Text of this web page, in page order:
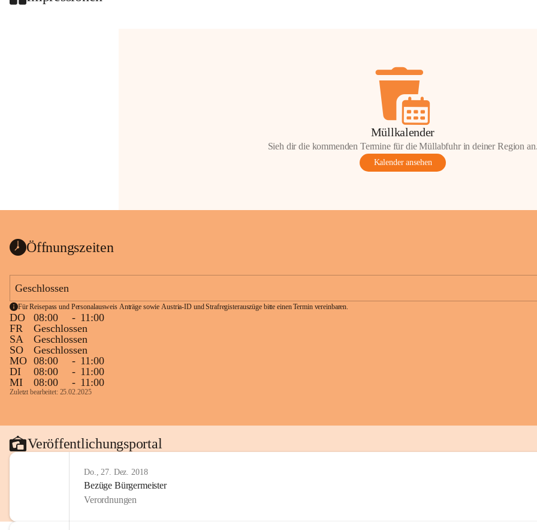
Müllkalender
Sieh dir die kommenden Termine für die Müllabfuhr in deiner Region
Kalender ansehen
Öffnungszeiten
Geschlossen
Für Reisepass und Personalausweis Anträge sowie Austria-ID und Strafregisterauszüge bitte einen Termin vereinbaren.
DO 08:00 - 11:00
FR
Geschlossen
SA
Geschlossen
SO
Geschlossen
MO 08:00 - 11:00
DI
08:00 - 11:00
MI
08:00 - 11:00
Zuletzt bearbeitet: 25.02.2025
Veröffentlichungsportal
Do., 27. Dez. 2018
Bezüge Bürgermeister
Verordnungen